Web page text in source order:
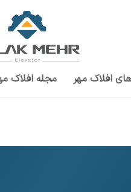
افلاک مهر مجله افلاک